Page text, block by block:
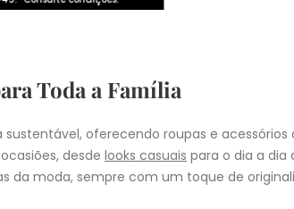
Toda a Família
oferecendo roupas e
desde looks casuais para o dia a dia
da moda, sempre com um toque de